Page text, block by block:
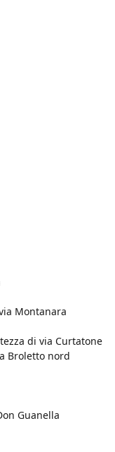
Montanara
di via Curtatone
Broletto nord
Guanella